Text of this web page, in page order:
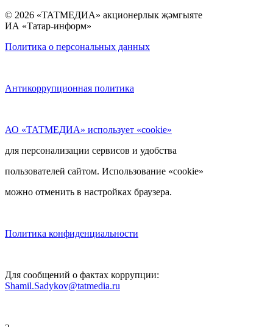
© 2026 «ТАТМЕДИА» акционерлык җәмгыяте
ИА «Татар-информ»
Политика о персональных данных
Антикоррупционная политика
АО «ТАТМЕДИА» использует «cookie»
для персонализации сервисов и удобства
пользователей сайтом. Использование «cookie»
можно отменить в настройках браузера.
Политика конфиденциальности
Для сообщений о фактах коррупции:
Shamil.Sadykov@tatmedia.ru